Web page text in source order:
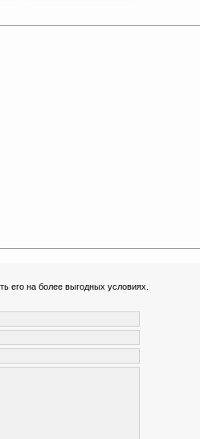
его на более выгодных условиях.